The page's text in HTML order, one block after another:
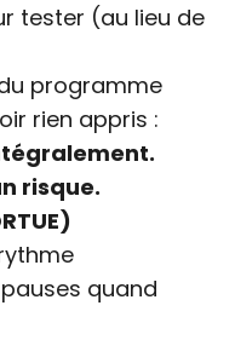
tester (au lieu de
programme
rien appris :
risque.
quand